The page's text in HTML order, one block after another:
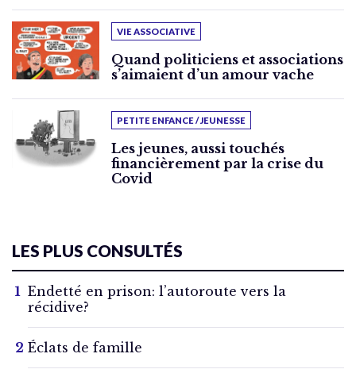
VIE ASSOCIATIVE
Quand politiciens et associations
s’aimaient d’un amour vache
PETITE ENFANCE / JEUNESSE
Les jeunes, aussi touchés
financièrement par la crise du
Covid
LES PLUS CONSULTÉS
Endetté en prison: l’autoroute vers la
récidive?
Éclats de famille